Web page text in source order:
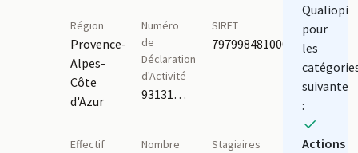
Région
Provence-
Alpes-
Côte
d'Azur
Numéro
de
Déclaration
d'Activité
93131524113
SIRET
79799848100015
Effectif
Nombre
Stagiaires
Qualiopi
pour
les
suivante
:
Actions